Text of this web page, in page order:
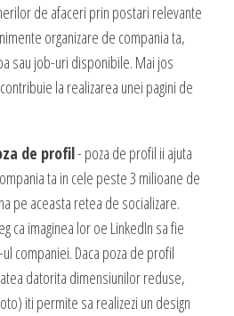
Nr. 3-5
0356 44 24 24
- Bucuresti
AdWords
Facebook
de afaceri prin postari relevante
organizare de compania ta,
sau job-uri disponibile. Mai jos
la realizarea unei pagini de
de profil- poza de profil ii ajuta
ta in cele peste 3 milioane de
pe aceasta retea de socializare.
ca imaginea lor oe LinkedIn sa fie
companiei. Daca poza de profil
datorita dimensiunilor reduse,
iti permite sa realizezi un design